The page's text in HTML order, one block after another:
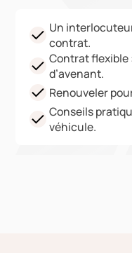
Un
contrat.
Contrat flexible
d’avenant.
Renouveler
Conseils
véhicule.